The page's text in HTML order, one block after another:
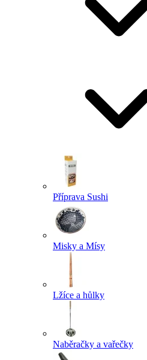
Příprava Sushi
Misky a Mísy
Lžíce a hůlky
Naběračky a vařečky